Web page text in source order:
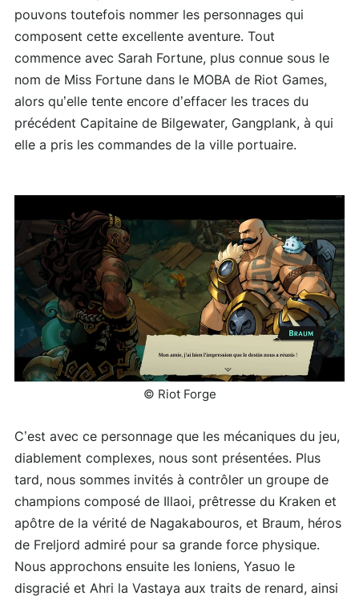
pouvons toutefois nommer les personnages qui
composent cette excellente aventure. Tout
commence avec Sarah Fortune, plus connue sous le
nom de Miss Fortune dans le MOBA de Riot Games,
alors qu’elle tente encore d’effacer les traces du
précédent Capitaine de Bilgewater, Gangplank, à qui
elle a pris les commandes de la ville portuaire.
© Riot Forge
C’est avec ce personnage que les mécaniques du jeu,
diablement complexes, nous sont présentées. Plus
tard, nous sommes invités à contrôler un groupe de
champions composé de Illaoi, prêtresse du Kraken et
apôtre de la vérité de Nagakabouros, et Braum, héros
de Freljord admiré pour sa grande force physique.
Nous approchons ensuite les Ioniens, Yasuo le
disgracié et Ahri la Vastaya aux traits de renard, ainsi